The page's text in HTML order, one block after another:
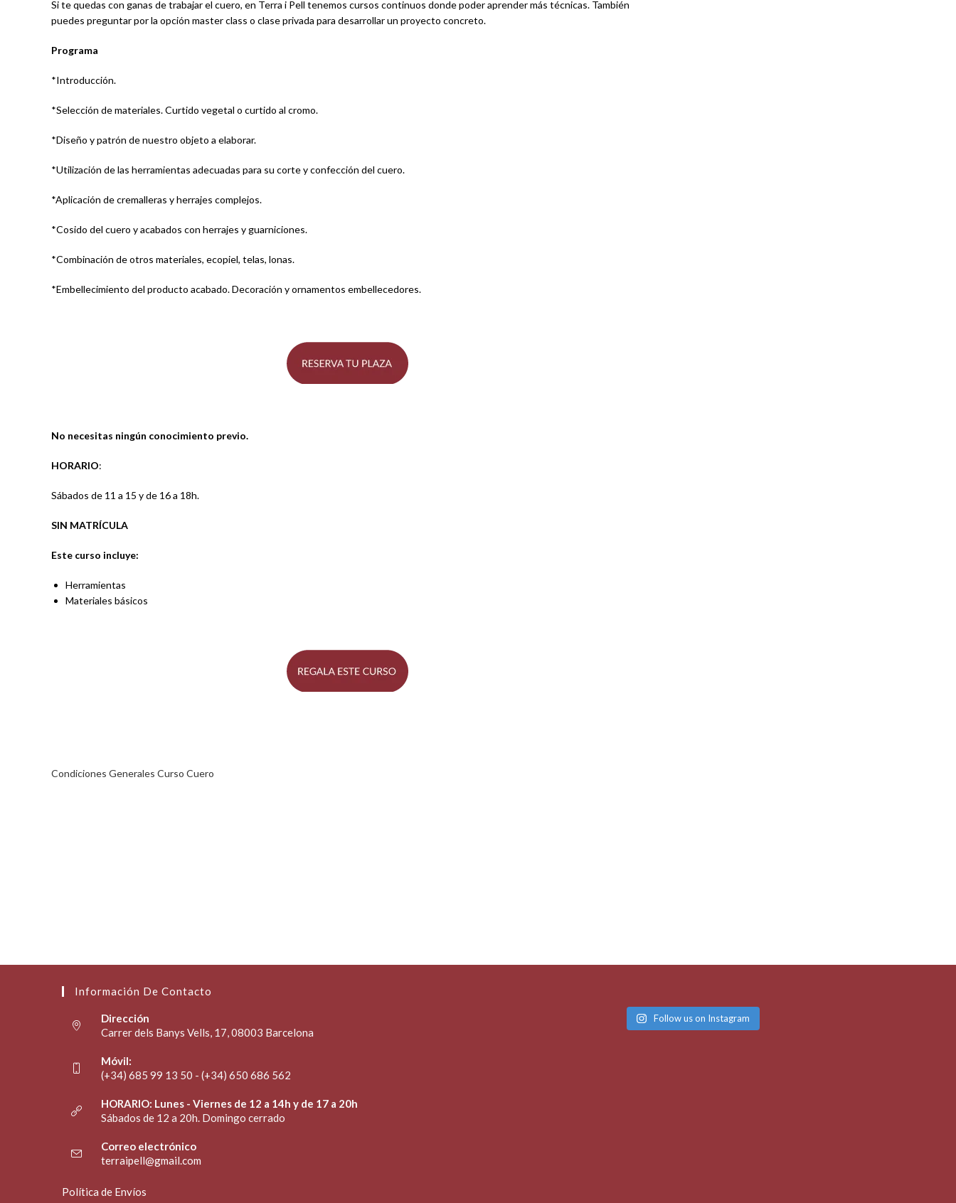
Si te quedas con ganas de trabajar el cuero, en Terra i Pell tenemos cursos continuos donde poder aprender más técnicas. También
puedes preguntar por la opción master class o clase privada para desarrollar un proyecto concreto.
Programa
*Introducción.
*Selección de materiales. Curtido vegetal o curtido al cromo.
*Diseño y patrón de nuestro objeto a elaborar.
*Utilización de las herramientas adecuadas para su corte y confección del cuero.
*Aplicación de cremalleras y herrajes complejos.
*Cosido del cuero y acabados con herrajes y guarniciones.
*Combinación de otros materiales, ecopiel, telas, lonas.
*Embellecimiento del producto acabado. Decoración y ornamentos embellecedores.
No necesitas ningún conocimiento previo.
HORARIO:
Sábados de 11 a 15 y de 16 a 18h.
SIN MATRÍCULA
Este curso incluye:
Herramientas
Materiales básicos
Condiciones Generales Curso Cuero
Información De Contacto
Dirección
Carrer dels Banys Vells, 17, 08003 Barcelona
Móvil:
(+34) 685 99 13 50 - (+34) 650 686 562
HORARIO: Lunes - Viernes de 12 a 14h y de 17 a 20h
Sábados de 12 a 20h. Domingo cerrado
Correo electrónico
terraipell@gmail.com
Política de Envíos
Follow us on Instagram